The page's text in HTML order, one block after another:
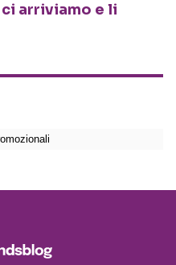
arriviamo e li